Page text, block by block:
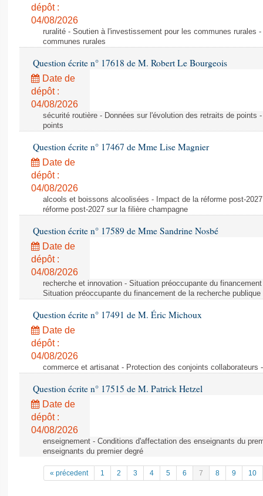
dépôt :
04/08/2026
ruralité - Soutien à l'investissement pour les communes rurales
communes rurales
Question écrite n° 17618 de M. Robert Le Bourgeois
Date de
dépôt :
04/08/2026
sécurité routière - Données sur l'évolution des retraits de points
points
Question écrite n° 17467 de Mme Lise Magnier
Date de
dépôt :
04/08/2026
alcools et boissons alcoolisées - Impact de la réforme post-
réforme post-2027 sur la filière champagne
Question écrite n° 17589 de Mme Sandrine Nosbé
Date de
dépôt :
04/08/2026
recherche et innovation - Situation préoccupante du
Situation préoccupante du financement de la recherche publique
Question écrite n° 17491 de M. Éric Michoux
Date de
dépôt :
04/08/2026
commerce et artisanat - Protection des conjoints collaborateurs
Question écrite n° 17515 de M. Patrick Hetzel
Date de
dépôt :
04/08/2026
enseignement - Conditions d'affectation des enseignants du
enseignants du premier degré
« précedent 1 2 3 4 5 6 7 8 9 10